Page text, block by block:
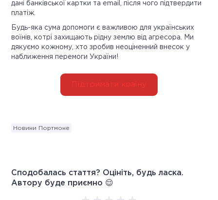
дані банківської картки та email, після чого підтвердити
платіж.
Будь-яка сума допомоги є важливою для українських
воїнів, котрі захищають рідну землю від агресора. Ми
дякуємо кожному, хто зробив неоціненний внесок у
наближення перемоги України!
Підтримати країну
Новини Портмоне
Сподобалась стаття? Оцініть, будь ласка.
Автору буде приємно 😌